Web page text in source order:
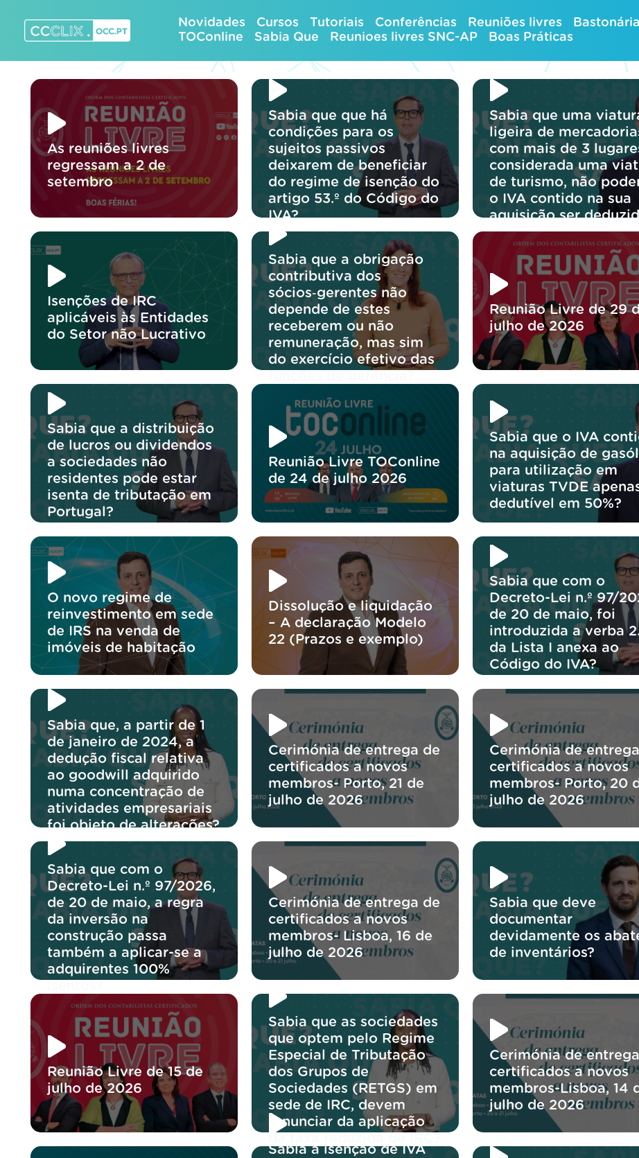
content
Novidades Cursos Tutoriais Conferências Reuniões livres Bastonária
TOConline
Sabia Que Reunioes livres SNC-AP Boas Práticas
As reuniões livres
regressam a 2 de
setembro
Sabia que que há
condições para os
sujeitos passivos
deixarem de beneficiar
do regime de isenção do
artigo 53.º do Código do
IVA?
Sabia que uma
ligeira de
com mais de 3
considerada uma
de turismo, não
o IVA contido na sua
aquisição ser
Isenções de IRC
aplicáveis às Entidades
do Setor não Lucrativo
Sabia que a obrigação
contributiva dos
sócios‑gerentes não
depende de estes
receberem ou não
remuneração, mas sim
do exercício efetivo das
Reunião Livre de 29
julho de 2026
Sabia que a distribuição
de lucros ou dividendos
a sociedades não
residentes pode estar
isenta de tributação em
Portugal?
Reunião Livre TOConline
de 24 de julho 2026
Sabia que o IVA
na aquisição de
para utilização em
viaturas TVDE
dedutível em 50%?
O novo regime de
reinvestimento em sede
de IRS na venda de
imóveis de habitação
Dissolução e liquidação
– A declaração Modelo
22 (Prazos e exemplo)
Sabia que com o
Decreto-Lei n.º 97/
de 20 de maio, foi
introduzida a verba
da Lista I anexa ao
Código do IVA?
Sabia que, a partir de 1
de janeiro de 2024, a
dedução fiscal relativa
ao goodwill adquirido
numa concentração de
atividades empresariais
foi objeto de alterações?
Cerimónia de entrega de
certificados a novos
membros- Porto, 21 de
julho de 2026
Cerimónia de
certificados a novos
membros- Porto, 20
julho de 2026
Sabia que com o
Decreto-Lei n.º 97/2026,
de 20 de maio, a regra
da inversão na
construção passa
também a aplicar-se a
adquirentes 100%
Cerimónia de entrega de
certificados a novos
membros- Lisboa, 16 de
julho de 2026
Sabia que deve
documentar
devidamente os
de inventários?
Reunião Livre de 15 de
julho de 2026
Sabia que as sociedades
que optem pelo Regime
Especial de Tributação
dos Grupos de
Sociedades (RETGS) em
sede de IRC, devem
renunciar da aplicação
Cerimónia de
certificados a novos
membros-Lisboa, 14
julho de 2026
Sabia a isenção de IVA